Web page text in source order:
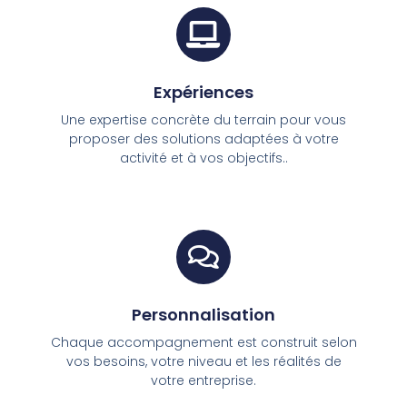
Expériences
Une expertise concrète du terrain pour vous
proposer des solutions adaptées à votre
activité et à vos objectifs..
Personnalisation
Chaque accompagnement est construit selon
vos besoins, votre niveau et les réalités de
votre entreprise.